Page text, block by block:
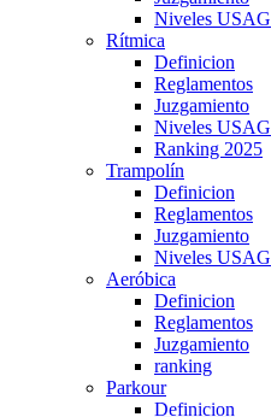
Niveles USAG
Rítmica
Definicion
Reglamentos
Juzgamiento
Niveles USAG
Ranking 2025
Trampolín
Definicion
Reglamentos
Juzgamiento
Niveles USAG
Aeróbica
Definicion
Reglamentos
Juzgamiento
ranking
Parkour
Definicion